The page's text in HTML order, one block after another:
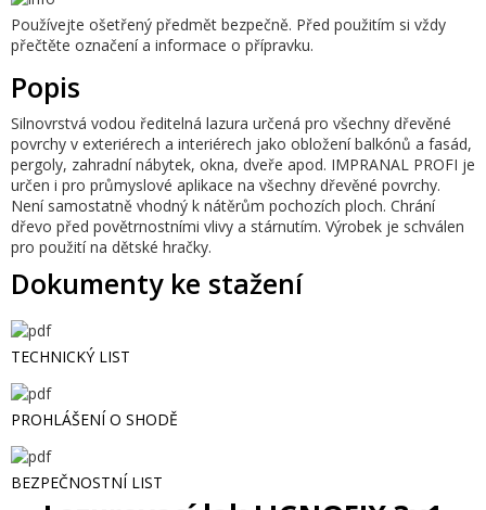
Používejte ošetřený předmět bezpečně. Před použitím si vždy
přečtěte označení a informace o přípravku.
Popis
Silnovrstvá vodou ředitelná lazura určená pro všechny dřevěné
povrchy v exteriérech a interiérech jako obložení balkónů a fasád,
pergoly, zahradní nábytek, okna, dveře apod. IMPRANAL PROFI je
určen i pro průmyslové aplikace na všechny dřevěné povrchy.
Není samostatně vhodný k nátěrům pochozích ploch. Chrání
dřevo před povětrnostními vlivy a stárnutím. Výrobek je schválen
pro použití na dětské hračky.
Dokumenty ke stažení
TECHNICKÝ LIST
PROHLÁŠENÍ O SHODĚ
BEZPEČNOSTNÍ LIST